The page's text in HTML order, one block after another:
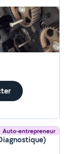
sont hyper
Auto-entrepreneur